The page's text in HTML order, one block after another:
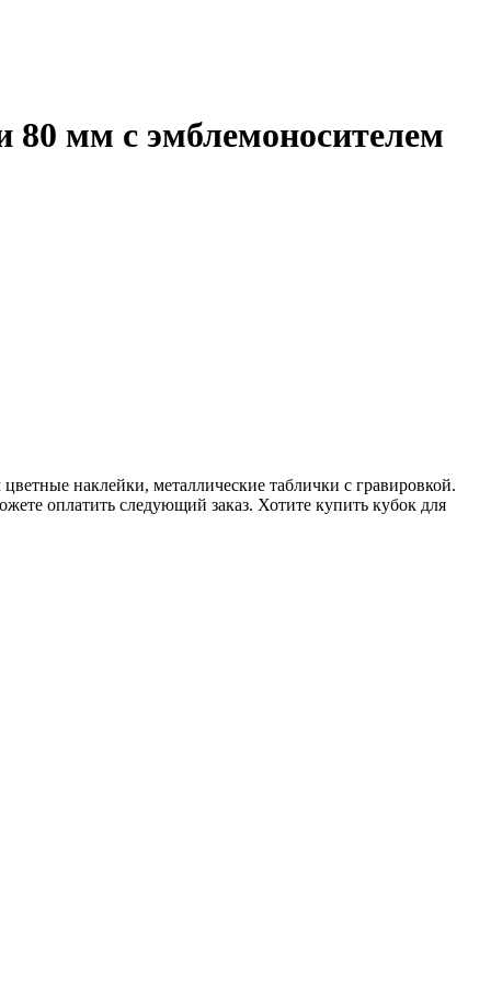
80 мм с эмблемоносителем
наклейки, металлические таблички с гравировкой.
оплатить следующий заказ. Хотите купить кубок для